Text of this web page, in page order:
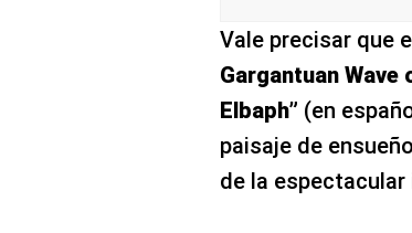
Vale precisar que
Gargantuan
Elbaph” (en
paisaje de
de la